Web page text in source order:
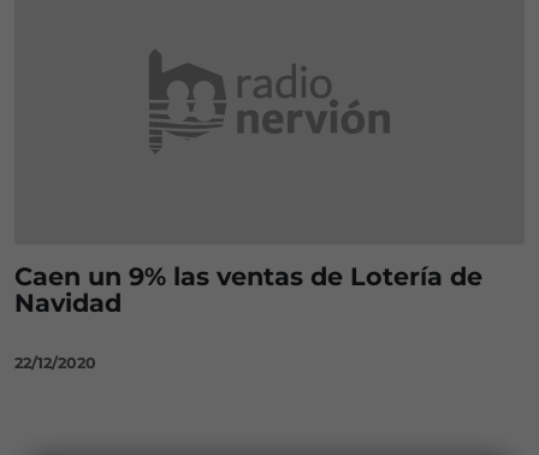
Caen un 9% las ventas de Lotería de
Navidad
22/12/2020